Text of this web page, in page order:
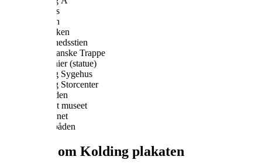
Saxilhus
Slotsøen
Kristkirken
Kærlighedsstien
Den Spanske Trappe
Abessinier (statue)
Kolding Sygehus
Kolding Storcenter
Pyramiden
Trapholt museet
Vandtårnet
Kongebåden
Detaljer om Kolding plakaten